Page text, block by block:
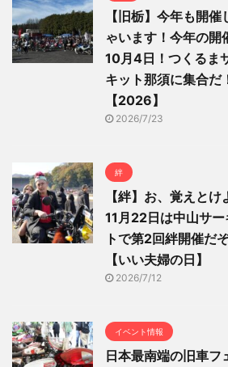
【旧栃】今年も開催
ゃいます！今年の開
10月4日！つくるま
キット那須に集合だ
【2026】
2026/7/23
絆
【絆】お、覚えとけ
11月22日は中山サー
トで第2回絆開催だ
【いい夫婦の日】
2026/7/12
イベント情報
日本最南端の旧車フ